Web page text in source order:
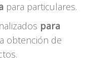
para particulares.
para
obtención de